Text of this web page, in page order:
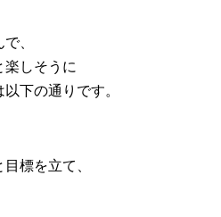
、
楽しそうに
下の通りです。
標を立て、